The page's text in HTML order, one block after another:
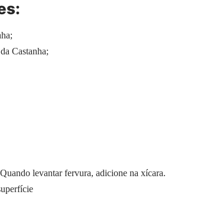
Castanha;
levantar fervura, adicione na xícara.